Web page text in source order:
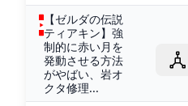
【ゼルダの伝説
ティアキン】強
制的に赤い月を
発動させる方法
がやばい、岩オ
クタ修理...